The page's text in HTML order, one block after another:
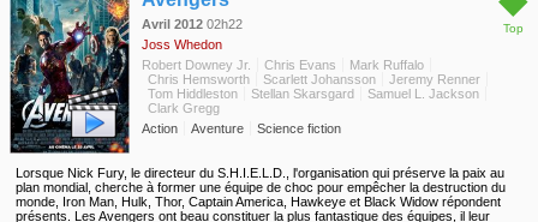
Top
Avril 2012 02h22
Joss Whedon
Robert Downey Jr.
Chris Evans
Mark Ruffalo
Chris Hemsworth
Scarlett Johansson
Jeremy Renner
Tom Hiddleston
Stellan Skarsgard
Samuel L. Jackson
Clark Gregg
Action
Aventure Science fiction
Lorsque Nick Fury, le directeur du S.H.I.E.L.D., l'organisation qui préserve la paix au
plan mondial, cherche à former une équipe de choc pour empêcher la destruction du
monde, Iron Man, Hulk, Thor, Captain America, Hawkeye et Black Widow répondent
présents. Les Avengers ont beau constituer la plus fantastique des équipes, il leur